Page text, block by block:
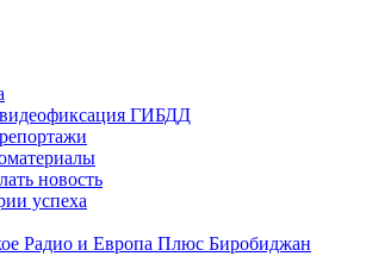
ГИБДД
новость
успеха
Радио и Европа Плюс Биробиджан